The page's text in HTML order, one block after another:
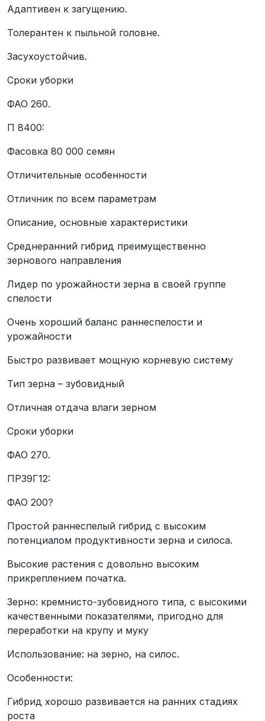
Адаптивен к загущению.
Толерантен к пыльной головне.
Засухоустойчив.
Сроки уборки
ФАО 260.
П 8400:
Фасовка 80 000 семян
Отличительные особенности
Отличник по всем параметрам
Описание, основные характеристики
Среднеранний гибрид преимущественно
зернового направления
Лидер по урожайности зерна в своей группе
спелости
Очень хороший баланс раннеспелости и
урожайности
Быстро развивает мощную корневую систему
Тип зерна – зубовидный
Отличная отдача влаги зерном
Сроки уборки
ФАО 270.
ПР39Г12:
ФАО 200?
Простой раннеспелый гибрид с высоким
потенциалом продуктивности зерна и силоса.
Высокие растения с довольно высоким
прикреплением початка.
Зерно: кремнисто-зубовидного типа, с высокими
качественными показателями, пригодно для
переработки на крупу и муку
Использование: на зерно, на силос.
Особенности:
Гибрид хорошо развивается на ранних стадиях
роста